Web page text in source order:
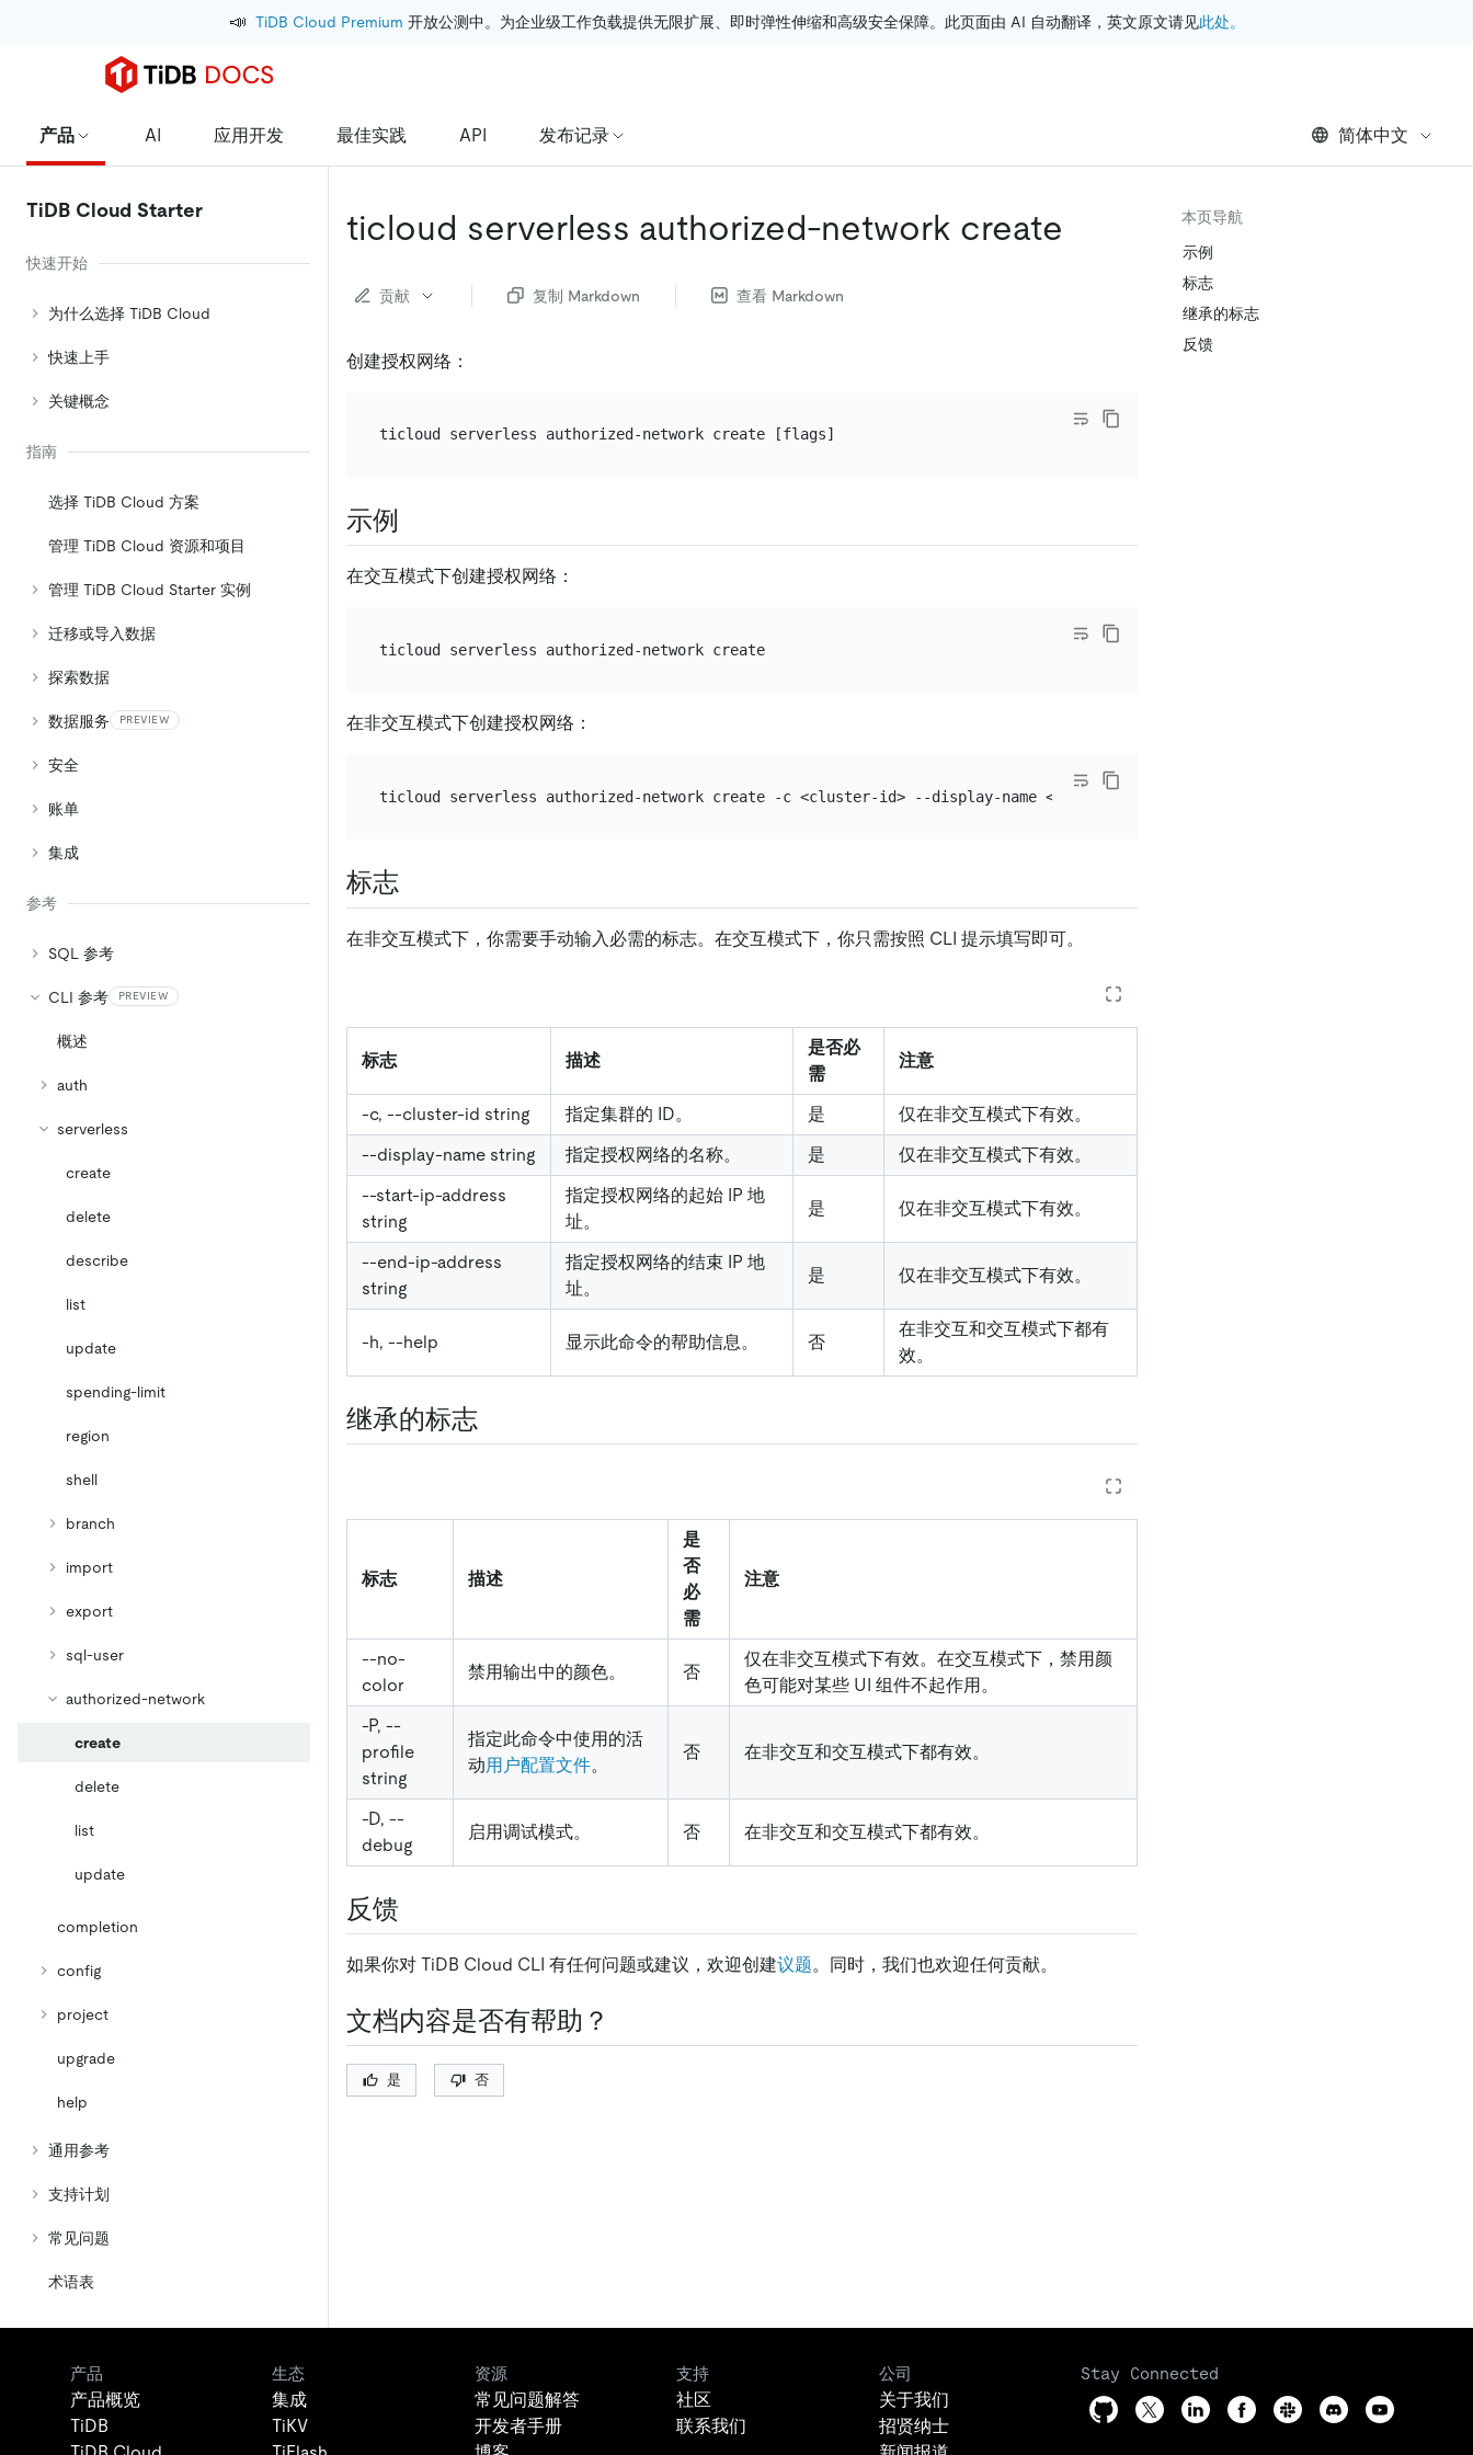
📣 TiDB Cloud Premium 开放公测中。为企业级工作负载提供无限扩展、即时弹性伸缩和高级安全保障。此页面由 AI 自动翻译，英文原文请见此处。
产品 AI 应用开发 最佳实践 API 发布记录 简体中文
TiDB Cloud Starter
快速开始
为什么选择 TiDB Cloud
快速上手
关键概念
指南
选择 TiDB Cloud 方案
管理 TiDB Cloud 资源和项目
管理 TiDB Cloud Starter 实例
迁移或导入数据
探索数据
数据服务 PREVIEW
安全
账单
集成
参考
SQL 参考
CLI 参考 PREVIEW
概述
auth
serverless
create
delete
describe
list
update
spending-limit
region
shell
branch
import
export
sql-user
authorized-network
create
delete
list
update
completion
config
project
upgrade
help
通用参考
支持计划
常见问题
术语表
ticloud serverless authorized-network create
贡献 复制 Markdown 查看 Markdown
创建授权网络：
示例
在交互模式下创建授权网络：
ticloud serverless authorized-network create
在非交互模式下创建授权网络：
标志
在非交互模式下，你需要手动输入必需的标志。在交互模式下，你只需按照 CLI 提示填写即可。
标志 描述
是否必
需
注意
-c, --cluster-id string 指定集群的 ID。 是
仅在非交互模式下有效。
--display-name string
指定授权网络的名称。 是
仅在非交互模式下有效。
--start-ip-address
string
指定授权网络的起始 IP 地
址。
是 仅在非交互模式下有效。
--end-ip-address
string
指定授权网络的结束 IP 地
址。
是 仅在非交互模式下有效。
-h, --help 显示此命令的帮助信息。 否
在非交互和交互模式下都有
效。
继承的标志
标志 描述
是
否
必
需
注意
--no-
color
禁用输出中的颜色。 否
仅在非交互模式下有效。在交互模式下，禁用颜
色可能对某些 UI 组件不起作用。
-P, --
profile
string
指定此命令中使用的活
动用户配置文件。
否 在非交互和交互模式下都有效。
-D, --
debug
启用调试模式。 否 在非交互和交互模式下都有效。
反馈
如果你对 TiDB Cloud CLI 有任何问题或建议，欢迎创建议题。同时，我们也欢迎任何贡献。
文档内容是否有帮助？
是 否
本页导航
示例
标志
继承的标志
反馈
产品
产品概览
TiDB
生态
集成
TiKV
资源
常见问题解答
开发者手册
支持
社区
联系我们
公司
关于我们
招贤纳士
Stay Connected